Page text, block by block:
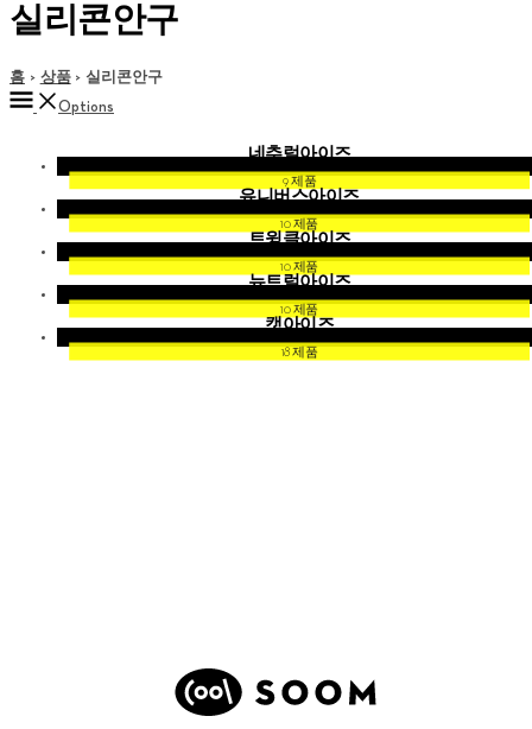
실리콘안구
홈 상품
실리콘안구
Options
네추럴아이즈
9 제품
유니버스아이즈
10 제품
트윙클아이즈
10 제품
뉴트럴아이즈
10 제품
캣아이즈
18 제품